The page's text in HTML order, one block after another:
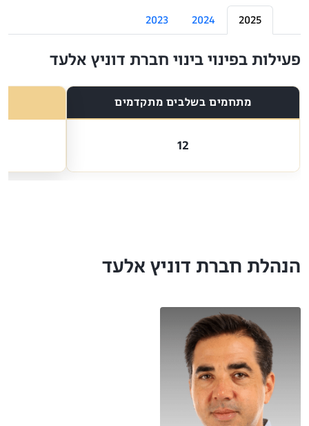
2025
2024
2023
פעילות בפינוי בינוי חברת דוניץ אלעד
מתחמים בשלבים מתקדמים
12
הנהלת חברת דוניץ אלעד